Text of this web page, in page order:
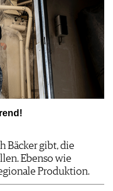
Bäcker gibt, die
Ebenso wie
Produktion.